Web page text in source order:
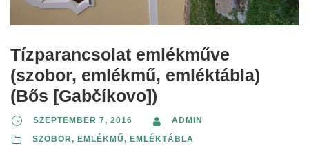
Tízparancsolat emlékműve
(szobor, emlékmű, emléktábla)
(Bős [Gabčíkovo])
SZEPTEMBER 7, 2016
ADMIN
SZOBOR, EMLÉKMŰ, EMLÉKTÁBLA